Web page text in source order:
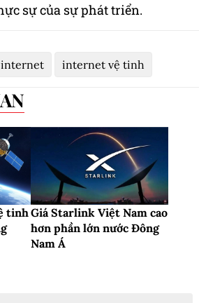
sự của sự phát triển.
internet vệ tinh
tinhGiá Starlink Việt Nam cao
hơn phần lớn nước Đông
Nam Á